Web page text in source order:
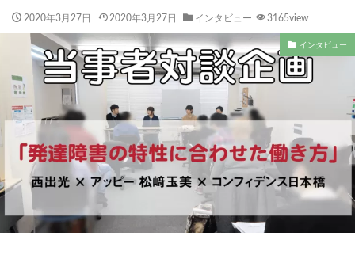
2020年3月27日 2020年3月27日 インタビュー 3165view
インタビュー